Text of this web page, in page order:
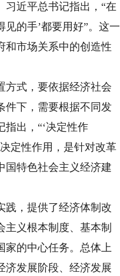
习近平总书记指出，“在
的手’都要用好”。这一
和市场关系中的创造性
式，要依据经济社会
件下，需要根据不同发
出，“‘决定性作
定性作用，是针对改革
国特色社会主义经济建
，提供了经济体制改
义根本制度、基本制
家的中心任务。总体上
济发展阶段、经济发展